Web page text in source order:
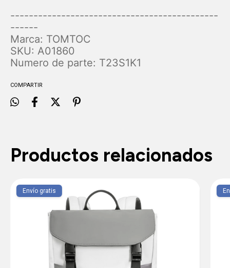
---------------------------------------------
------
Marca: TOMTOC
SKU: A01860
Numero de parte: T23S1K1
COMPARTIR
Productos relacionados
Envío gratis